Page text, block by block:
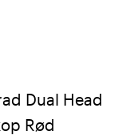
Dual Head
Rød